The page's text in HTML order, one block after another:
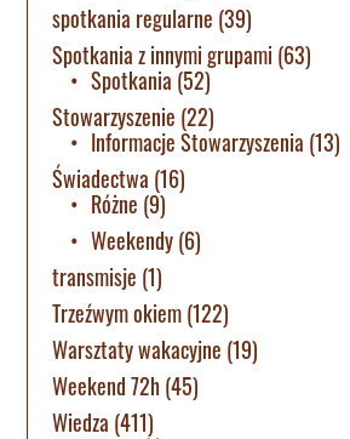
spotkania regularne (39)
Spotkania z innymi grupami (63)
Spotkania (52)
Stowarzyszenie (22)
Informacje Stowarzyszenia (13)
Świadectwa (16)
Różne (9)
Weekendy(6)
transmisje (1)
Trzeźwym okiem(122)
Warsztaty wakacyjne (19)
Weekend 72h(45)
Wiedza (411)